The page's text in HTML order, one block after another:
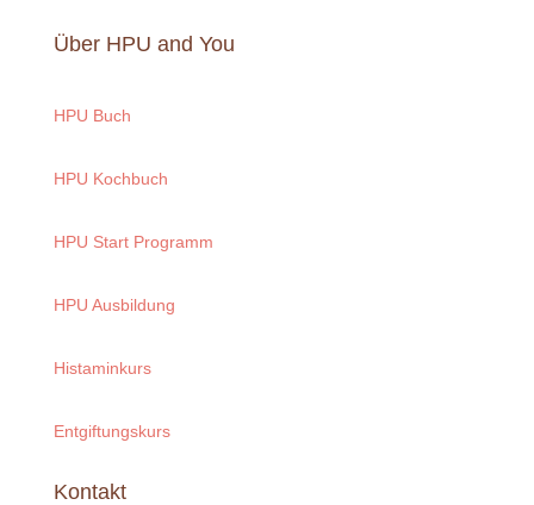
Über HPU and You
HPU Buch
HPU Kochbuch
HPU Start Programm
HPU Ausbildung
Histaminkurs
Entgiftungskurs
Kontakt